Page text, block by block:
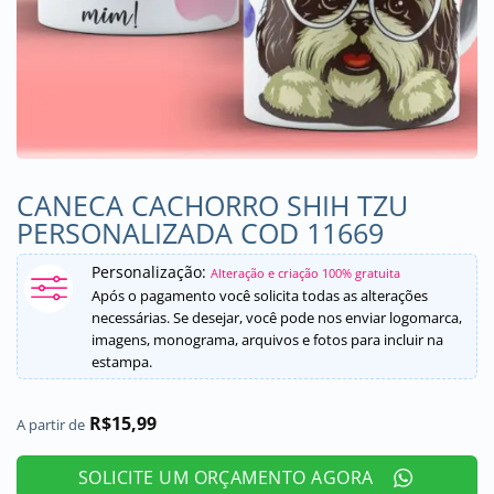
CANECA CACHORRO SHIH TZU
PERSONALIZADA COD 11669
Personalização: Alteração e criação 100% gratuita
Após o pagamento você solicita todas as alterações
necessárias. Se desejar, você pode nos enviar logomarca,
imagens, monograma, arquivos e fotos para incluir na
estampa.
A partir de R$15,99
SOLICITE UM ORÇAMENTO AGORA